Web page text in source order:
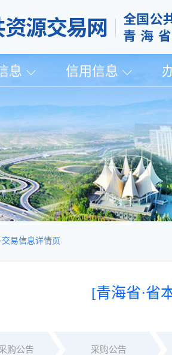
息 信用信息
交易信息详情页
[青海省·省
购公告 采购公告